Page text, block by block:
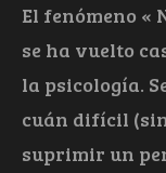
El fenómeno «
se ha vuelto
la psicología.
cuán difícil
suprimir un